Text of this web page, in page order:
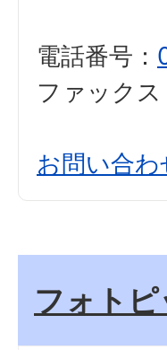
電話番号：
ファックス
お問い合
フォト